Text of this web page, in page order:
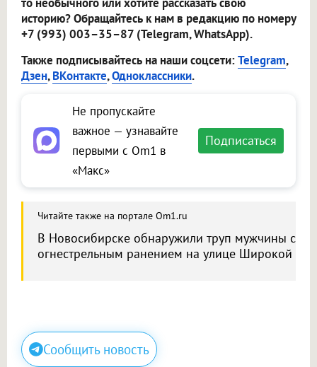
то необычного или хотите рассказать свою
историю? Обращайтесь к нам в редакцию по номеру
+7 (993) 003–35–87 (Telegram, WhatsApp).
Также подписывайтесь на наши соцсети:Telegram,
Дзен,ВКонтакте,Одноклассники.
Не пропускайте
важное — узнавайте
первыми с Om1 в
«Макс»
Подписаться
Читайте также на портале Om1.ru
В Новосибирске обнаружили труп мужчины с
огнестрельным ранением на улице Широкой
Сообщить новость